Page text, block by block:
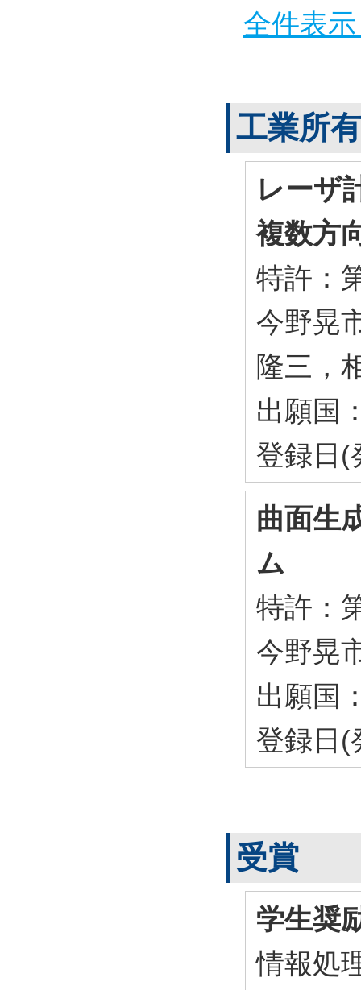
全件表
工業所
レーザ
複数方
特許：
今野晃
隆三，
出願国
登録日(
曲面生
ム
特許：
今野晃
出願国
登録日(
受賞
学生奨
情報処